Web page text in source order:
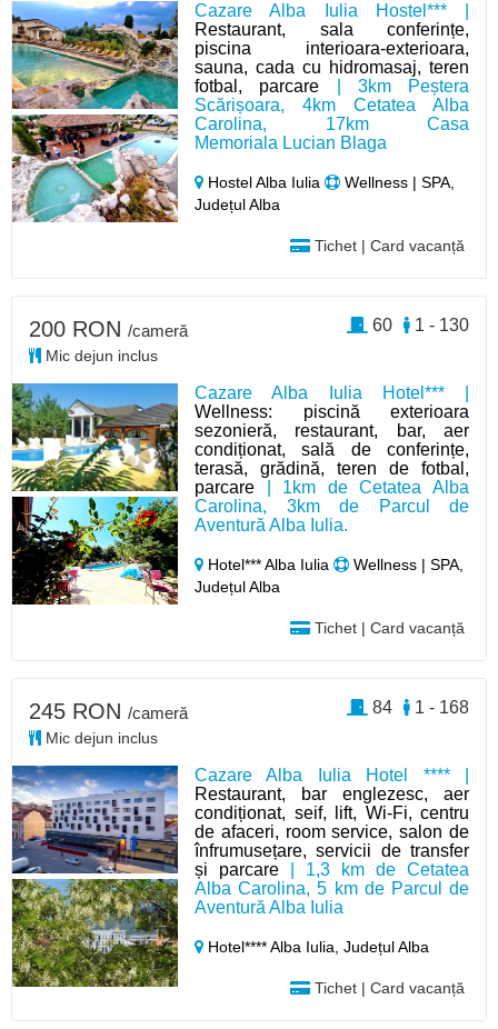
Cazare Alba Iulia Hostel*** |
Restaurant, sala conferințe,
piscina interioara-exterioara,
sauna, cada cu hidromasaj, teren
fotbal, parcare | 3km Peștera
Scărișoara, 4km Cetatea Alba
Carolina, 17km Casa
Memoriala Lucian Blaga
Hostel Alba Iulia
Wellness | SPA,
Județul Alba
Tichet | Card vacanță
Cazare Alba Iulia Hotel*** |
Wellness: piscină exterioara
sezonieră, restaurant, bar, aer
condiționat, sală de conferințe,
terasă, grădină, teren de fotbal,
parcare | 1km de Cetatea Alba
Carolina, 3km de Parcul de
Aventură Alba Iulia.
Hotel*** Alba Iulia
Wellness | SPA,
Județul Alba
Tichet | Card vacanță
200 RON /cameră
Mic dejun inclus
1 - 130
60
Cazare Alba Iulia Hotel **** |
Restaurant, bar englezesc, aer
condiționat, seif, lift, Wi-Fi, centru
de afaceri, room service, salon de
înfrumusețare, servicii de transfer
și parcare | 1,3 km de Cetatea
Alba Carolina, 5 km de Parcul de
Aventură Alba Iulia
Hotel**** Alba Iulia,Județul Alba
Tichet | Card vacanță
245 RON /cameră
Mic dejun inclus
1 - 168
84